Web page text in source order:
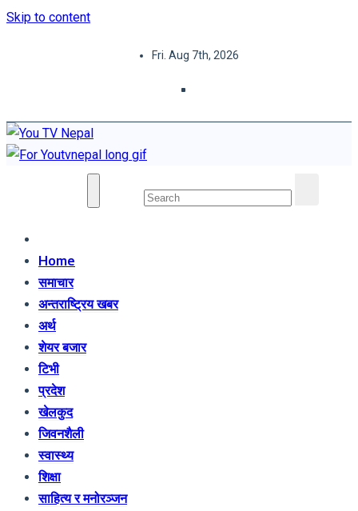
Skip to content
Fri. Aug 7th, 2026
Home
समाचार
अन्तराष्ट्रिय खबर
अर्थ
शेयर बजार
टिभी
प्रदेश
खेलकुद
जिवनशैली
स्वास्थ्य
शिक्षा
साहित्य र मनोरञ्जन